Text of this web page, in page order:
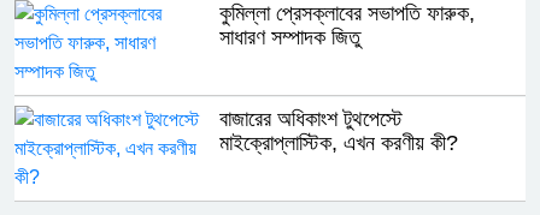
কুমিল্লা প্রেসক্লাবের সভাপতি ফারুক,
সাধারণ সম্পাদক জিতু
বাজারের অধিকাংশ টুথপেস্টে
মাইক্রোপ্লাস্টিক, এখন করণীয় কী?